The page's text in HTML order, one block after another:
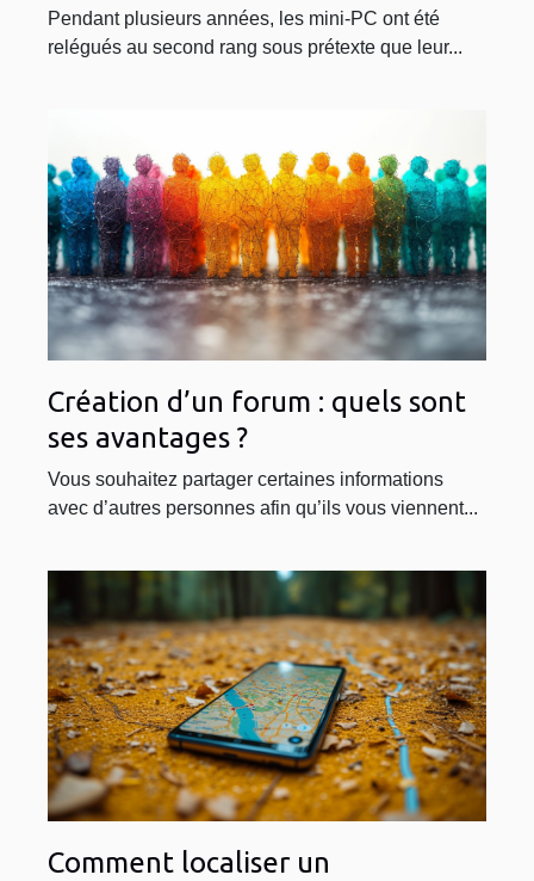
Pendant plusieurs années, les mini-PC ont été
relégués au second rang sous prétexte que leur...
Création d’un forum : quels sont
ses avantages ?
Vous souhaitez partager certaines informations
avec d’autres personnes afin qu’ils vous viennent...
Comment localiser un